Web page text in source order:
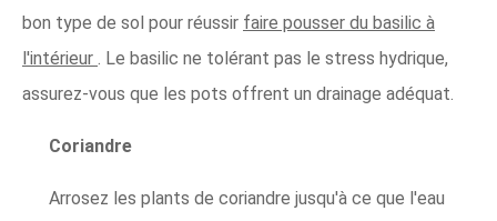
bon type de sol pour réussir faire pousser du basilic à
l'intérieur . Le basilic ne tolérant pas le stress hydrique,
assurez-vous que les pots offrent un drainage adéquat.
Coriandre
Arrosez les plants de coriandre jusqu'à ce que l'eau